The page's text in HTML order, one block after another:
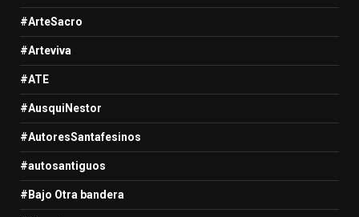
#ArteSacro
#Arteviva
#ATE
#AusquiNestor
#AutoresSantafesinos
#autosantiguos
#Bajo Otra bandera